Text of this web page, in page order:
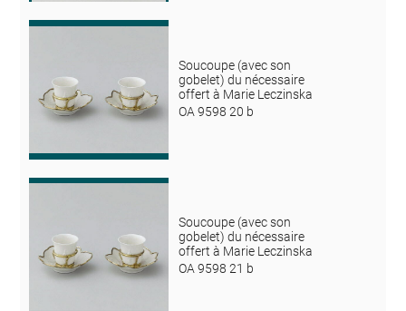
Soucoupe (avec son
gobelet) du nécessaire
offert à Marie Leczinska
OA 9598 20 b
Soucoupe (avec son
gobelet) du nécessaire
offert à Marie Leczinska
OA 9598 21 b